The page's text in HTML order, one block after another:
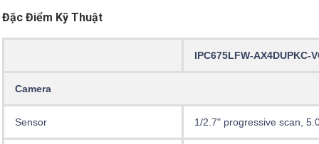
Đặc Điểm Kỹ Thuật
IPC675LFW-AX4DUPKC-
Camera
Sensor 1/2.7" progressive scan,